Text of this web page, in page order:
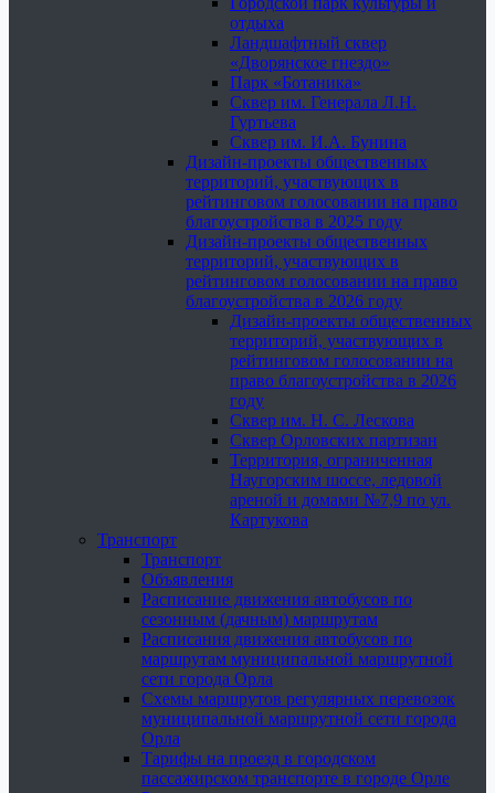
отдыха
Ландшафтный сквер
«Дворянское гнездо»
Парк «Ботаника»
Сквер им. Генерала Л.Н.
Гуртьева
Сквер им. И.А. Бунина
Дизайн-проекты общественных
территорий, участвующих в
рейтинговом голосовании на право
благоустройства в 2025 году
Дизайн-проекты общественных
территорий, участвующих в
рейтинговом голосовании на право
благоустройства в 2026 году
Дизайн-проекты общественных
территорий, участвующих в
рейтинговом голосовании на
право благоустройства в 2026
году
Сквер им. Н. С. Лескова
Сквер Орловских партизан
Территория, ограниченная
Наугорским шоссе, ледовой
ареной и домами №7,9 по ул.
Картукова
Транспорт
Транспорт
Объявления
Расписание движения автобусов по
сезонным (дачным) маршрутам
Расписания движения автобусов по
маршрутам муниципальной маршрутной
сети города Орла
Схемы маршрутов регулярных перевозок
муниципальной маршрутной сети города
Орла
Тарифы на проезд в городском
пассажирском транспорте в городе Орле